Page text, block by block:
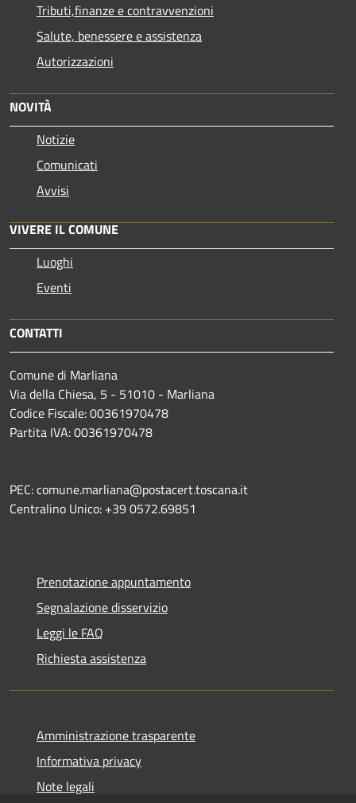
Tributi,finanze e contravvenzioni
Salute, benessere e assistenza
Autorizzazioni
NOVITÀ
Notizie
Comunicati
Avvisi
VIVERE IL COMUNE
Luoghi
Eventi
CONTATTI
Comune di Marliana
Via della Chiesa, 5 - 51010 - Marliana
Codice Fiscale: 00361970478
Partita IVA: 00361970478
PEC: comune.marliana@postacert.toscana.it
Centralino Unico: +39 0572.69851
Prenotazione appuntamento
Segnalazione disservizio
Leggi le FAQ
Richiesta assistenza
Amministrazione trasparente
Informativa privacy
Note legali